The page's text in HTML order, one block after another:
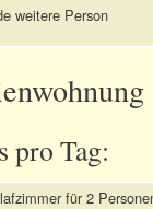
weitere Person
pro Tag:
für 2